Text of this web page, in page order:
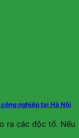
nghiệp tại Hà Nội
ra các độc tố. Nếu